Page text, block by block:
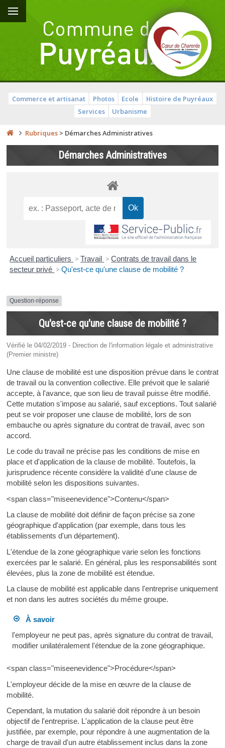
Commerce et artisanat Photos Ecole
Histoire de Puyréaux
Services
Urbanisme
Rubriques > Démarches Administratives
Démarches Administratives
Accueil particuliers > Travail > Contrats de travail dans le
secteur privé > Qu'est-ce qu'une clause de mobilité ?
Question-réponse
Qu'est-ce qu'une clause de mobilité ?
Vérifié le 04/02/2019 - Direction de l'information légale et administrative
(Premier ministre)
Une clause de mobilité est une disposition prévue dans le contrat
de travail ou la convention collective. Elle prévoit que le salarié
accepte, à l'avance, que son lieu de travail puisse être modifié.
Cette mutation s'impose au salarié, sauf exceptions. Tout salarié
peut se voir proposer une clause de mobilité, lors de son
embauche ou après signature du contrat de travail, avec son
accord.
Le code du travail ne précise pas les conditions de mise en
place et d'application de la clause de mobilité. Toutefois, la
jurisprudence récente considère la validité d'une clause de
mobilité selon les dispositions suivantes.
<span class="miseenevidence">Contenu</span>
La clause de mobilité doit définir de façon précise sa zone
géographique d'application (par exemple, dans tous les
établissements d'un département).
L'étendue de la zone géographique varie selon les fonctions
exercées par le salarié. En général, plus les responsabilités sont
élevées, plus la zone de mobilité est étendue.
La clause de mobilité est applicable dans l'entreprise uniquement
et non dans les autres sociétés du même groupe.
À savoir
l'employeur ne peut pas, après signature du contrat de travail,
modifier unilatéralement l'étendue de la zone géographique.
<span class="miseenevidence">Procédure</span>
L'employeur décide de la mise en œuvre de la clause de
mobilité.
Cependant, la mutation du salarié doit répondre à un besoin
objectif de l'entreprise. L'application de la clause peut être
justifiée, par exemple, pour répondre à une augmentation de la
charge de travail d'un autre établissement inclus dans la zone